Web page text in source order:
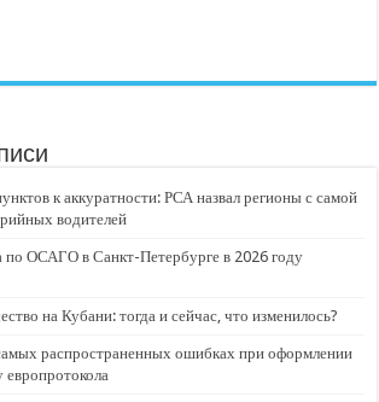
к аккуратности: РСА назвал регионы с самой
водителей
по ОСАГО в Санкт-Петербурге в 2026 году
на Кубани: тогда и сейчас, что изменилось?
распространенных ошибках при оформлении